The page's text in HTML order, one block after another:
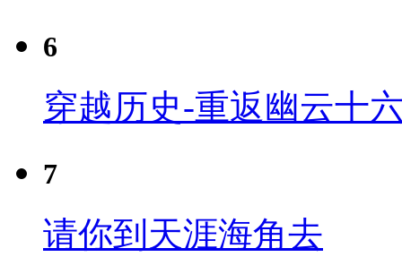
6
穿越历史-重返幽云十
7
请你到天涯海角去